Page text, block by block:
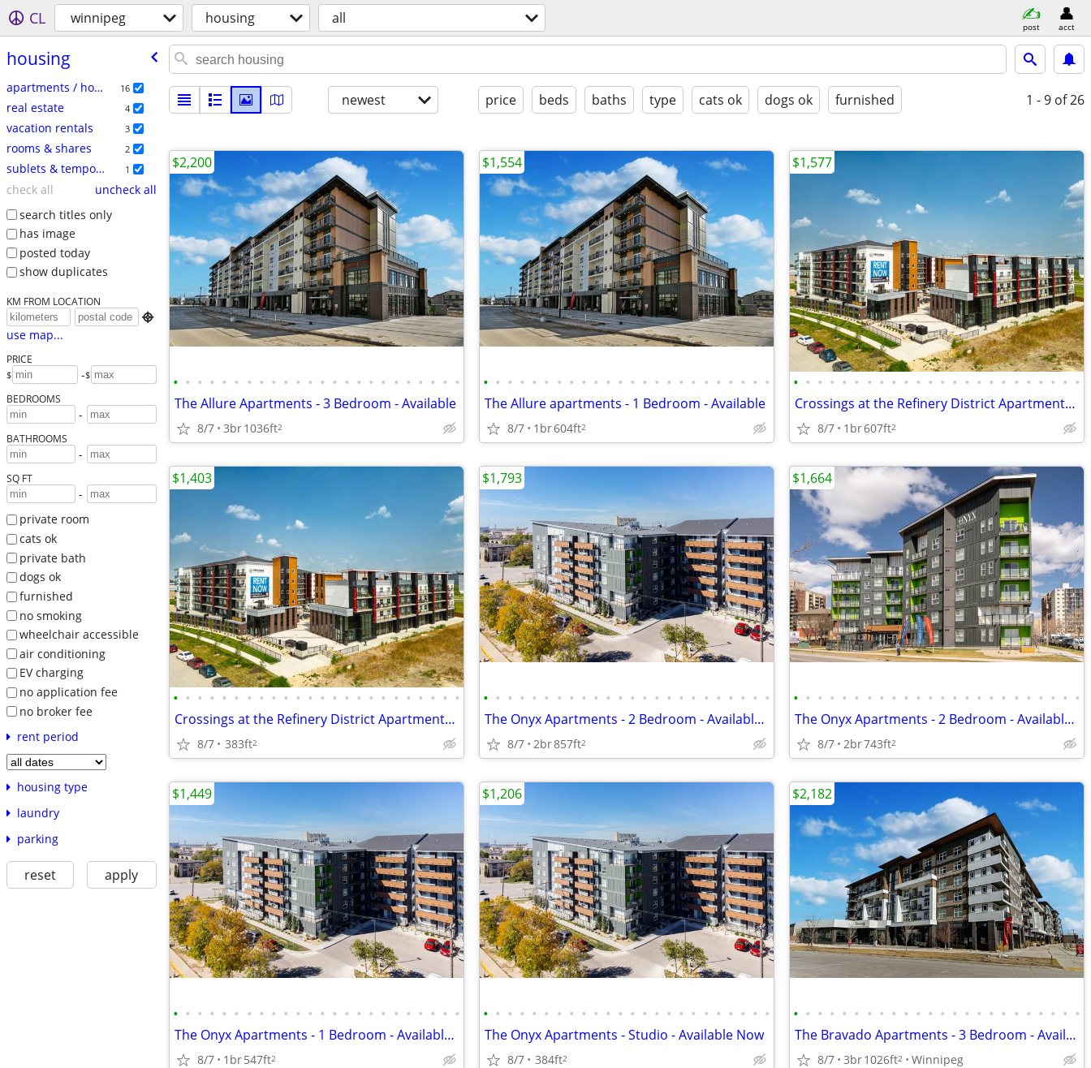
CL winnipeg housing all post acct
housing
apartments / housing for rent 16
real estate 4
vacation rentals 3
rooms & shares 2
sublets & temporary 1
check all
uncheck all
search titles only
has image
posted today
show duplicates
KM FROM LOCATION

use map...
PRICE
$ -$
BEDROOMS
-
BATHROOMS
-
SQ FT
-
private room
cats ok
private bath
dogs ok
furnished
no smoking
wheelchair accessible
air conditioning
EV charging
no application fee
no broker fee
rent period
housing type
laundry
parking
reset apply
newest price beds baths type cats ok dogs ok furnished 1 - 9 of 26
• • • • • • • • • • • • • • • • • • • • • • • •
The Allure Apartments - 3 Bedroom - Available
8/7 3br1036ft2
$2,200
• • • • • • • • • • • • • • • • • • • • • • • •
The Allure apartments - 1 Bedroom - Available
8/7 1br604ft2
$1,554
• • • • • • • • • • • • • • • • • • • • • • • •
Crossings at the Refinery District Apartments - 1 Bedroom - Available
8/7 1br607ft2
$1,577
• • • • • • • • • • • • • • • • • • • • • • • •
Crossings at the Refinery District Apartments - Studio - Available
8/7 383ft2
$1,403
• • • • • • • • • • • • • • • • • • • • • • • •
The Onyx Apartments - 2 Bedroom - Available Now
8/7 2br857ft2
$1,793
• • • • • • • • • • • • • • • • • • • • • • • •
The Onyx Apartments - 2 Bedroom - Available Now
8/7 2br743ft2
$1,664
• • • • • • • • • • • • • • • • • • • • • • • •
The Onyx Apartments - 1 Bedroom - Available Now
8/7 1br547ft2
$1,449
• • • • • • • • • • • • • • • • • • • • • • • •
The Onyx Apartments - Studio - Available Now
8/7 384ft2
$1,206
• • • • • • • • • • • • • • • • • • • • • • • •
The Bravado Apartments - 3 Bedroom - Available Now
8/7 3br1026ft2 Winnipeg
$2,182